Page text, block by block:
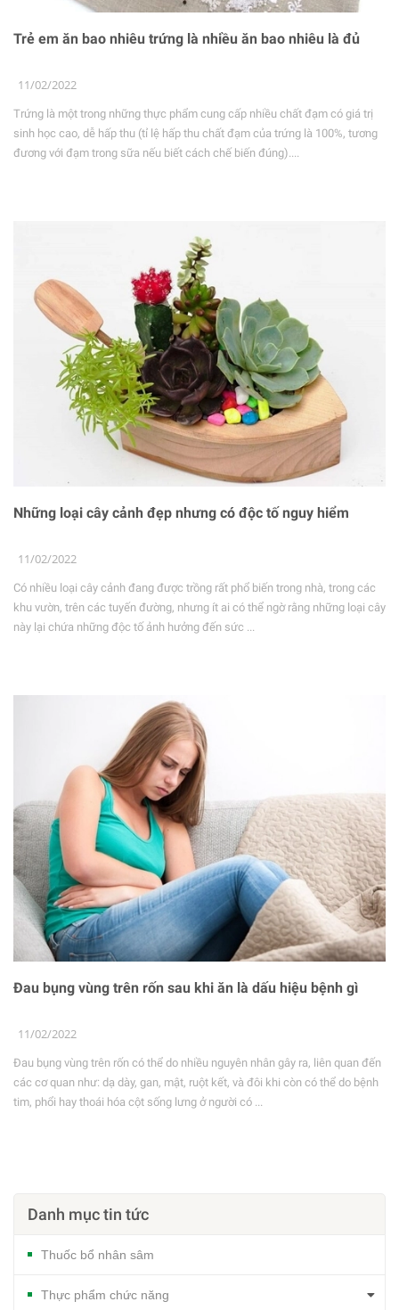
Trẻ em ăn bao nhiêu trứng là nhiều ăn bao nhiêu là đủ
11/02/2022
Trứng là một trong những thực phẩm cung cấp nhiều chất đạm có giá trị
sinh học cao, dễ hấp thu (tỉ lệ hấp thu chất đạm của trứng là 100%, tương
đương với đạm trong sữa nếu biết cách chế biến đúng)....
Những loại cây cảnh đẹp nhưng có độc tố nguy hiểm
11/02/2022
Có nhiều loại cây cảnh đang được trồng rất phổ biến trong nhà, trong các
khu vườn, trên các tuyến đường, nhưng ít ai có thể ngờ rằng những loại cây
này lại chứa những độc tố ảnh hưởng đến sức ...
Đau bụng vùng trên rốn sau khi ăn là dấu hiệu bệnh gì
11/02/2022
Đau bụng vùng trên rốn có thể do nhiều nguyên nhân gây ra, liên quan đến
các cơ quan như: dạ dày, gan, mật, ruột kết, và đôi khi còn có thể do bệnh
tim, phổi hay thoái hóa cột sống lưng ở người có ...
Danh mục tin tức
Thuốc bổ nhân sâm
Thực phẩm chức năng